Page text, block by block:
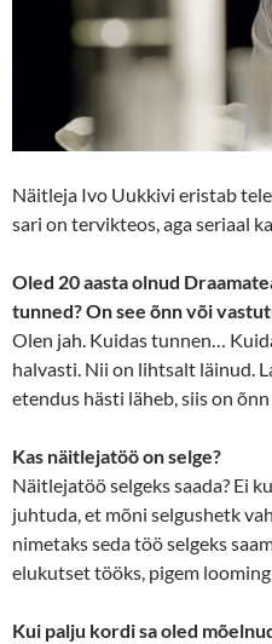
Näitleja Ivo Uukkivi eristab
sari on tervikteos, aga seriaal
Oled 20 aasta olnud
tunned? On see õnn või
Olen jah. Kuidas tunnen…
halvasti. Nii on lihtsalt läinud.
etendus hästi läheb, siis on
Kas näitlejatöö on selge?
Näitlejatöö selgeks saada? Ei
juhtuda, et mõni selgushetk
nimetaks seda töö selgeks
elukutset tööks, pigem
Kui palju kordi sa oled